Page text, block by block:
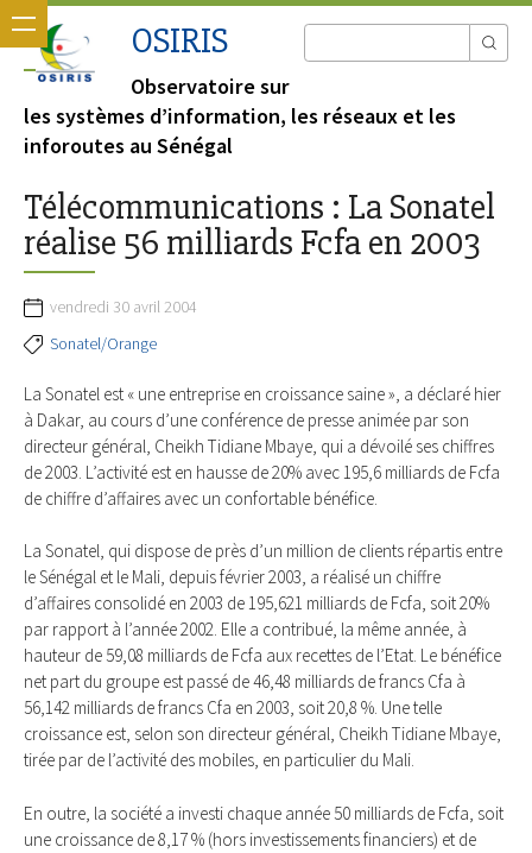
OSIRIS
Observatoire sur
les systèmes d’information, les réseaux et les
inforoutes au Sénégal
Télécommunications : La Sonatel
réalise 56 milliards Fcfa en 2003
vendredi 30 avril 2004
Sonatel/Orange
La Sonatel est « une entreprise en croissance saine », a déclaré hier
à Dakar, au cours d’une conférence de presse animée par son
directeur général, Cheikh Tidiane Mbaye, qui a dévoilé ses chiffres
de 2003. L’activité est en hausse de 20% avec 195,6 milliards de Fcfa
de chiffre d’affaires avec un confortable bénéfice.
La Sonatel, qui dispose de près d’un million de clients répartis entre
le Sénégal et le Mali, depuis février 2003, a réalisé un chiffre
d’affaires consolidé en 2003 de 195,621 milliards de Fcfa, soit 20%
par rapport à l’année 2002. Elle a contribué, la même année, à
hauteur de 59,08 milliards de Fcfa aux recettes de l’Etat. Le bénéfice
net part du groupe est passé de 46,48 milliards de francs Cfa à
56,142 milliards de francs Cfa en 2003, soit 20,8 %. Une telle
croissance est, selon son directeur général, Cheikh Tidiane Mbaye,
tirée par de l’activité des mobiles, en particulier du Mali.
En outre, la société a investi chaque année 50 milliards de Fcfa, soit
une croissance de 8,17 % (hors investissements financiers) et de